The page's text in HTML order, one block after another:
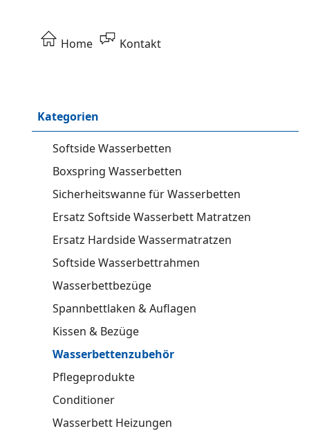
Home Kontakt
Kategorien
Softside Wasserbetten
Boxspring Wasserbetten
Sicherheitswanne für Wasserbetten
Ersatz Softside Wasserbett Matratzen
Ersatz Hardside Wassermatratzen
Softside Wasserbettrahmen
Wasserbettbezüge
Spannbettlaken & Auflagen
Kissen & Bezüge
Wasserbettenzubehör
Pflegeprodukte
Conditioner
Wasserbett Heizungen